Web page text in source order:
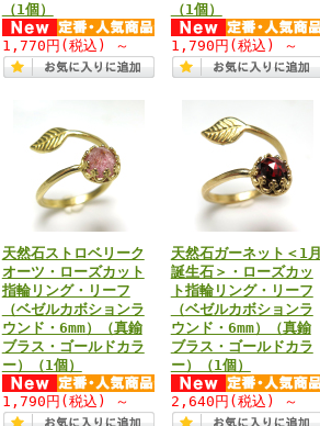
（1個）
1,770円 (税込) ～
（1個）
1,790円 (税込) ～
天然石ストロベリーク
オーツ・ローズカット
指輪リング・リーフ
（ベゼルカボションラ
ウンド・6mm）（真鍮
ブラス・ゴールドカラ
ー）（1個）
1,790円 (税込) ～
天然石ガーネット＜1月
誕生石＞・ローズカッ
ト指輪リング・リーフ
（ベゼルカボションラ
ウンド・6mm）（真鍮
ブラス・ゴールドカラ
ー）（1個）
2,640円 (税込) ～